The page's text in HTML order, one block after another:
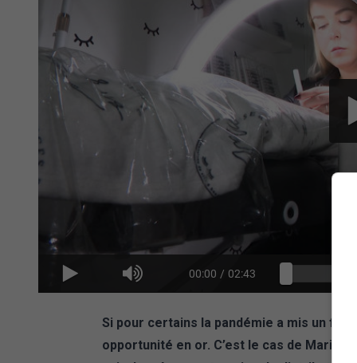
00:00 / 02:43
Si pour certains la pandémie a mis un
opportunité en or. C’est le cas de Marie-